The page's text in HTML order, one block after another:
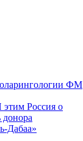
ФМ
этим Россия о
Дабаа»